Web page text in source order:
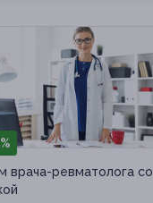
врача-ревматолога со